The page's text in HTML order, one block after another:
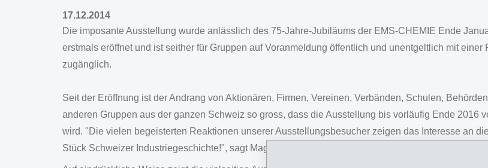
17.12.2014
Die imposante Ausstellung wurde anlässlich des 75-Jahre-Jubiläums der EMS-CHEMIE Ende
erstmals eröffnet und ist seither für Gruppen auf Voranmeldung öffentlich und unentgeltlich mit einer
zugänglich.
Seit der Eröffnung ist der Andrang von Aktionären, Firmen, Vereinen, Verbänden, Schulen,
anderen Gruppen aus der ganzen Schweiz so gross, dass die Ausstellung bis vorläufig Ende 2016
wird. "Die vielen begeisterten Reaktionen unserer Ausstellungsbesucher zeigen das Interesse an
Stück Schweizer Industriegeschichte!", sagt Magdalena Martullo, Delegierte des Verwaltungsrates.